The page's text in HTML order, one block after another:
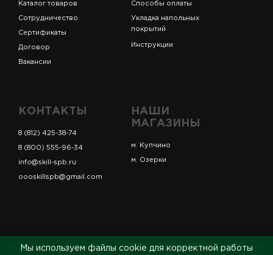
Каталог товаров
Сотрудничество
Сертификаты
Договор
Вакансии
Способы оплаты
Укладка напольных
покрытий
Инструкции
КОНТАКТЫ
8 (812) 425-38-74
8 (800) 555-96-34
info@skill-spb.ru
oooskillspb@gmail.com
НАШИ
МАГАЗИНЫ
м. Купчино
м. Озерки
© ИП Коновалов Д.А., ОГРНИП 325784700361023. Все
Мы используем файлы cookie для корректной работы